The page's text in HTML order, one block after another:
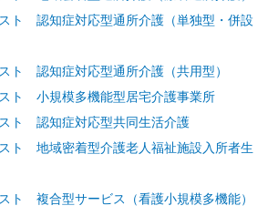
ト 認知症対応型通所介護（単独型・併設
ト 認知症対応型通所介護（共用型）
ト 小規模多機能型居宅介護事業所
ト 認知症対応型共同生活介護
ト 地域密着型介護老人福祉施設入所者生
ト 複合型サービス（看護小規模多機能）